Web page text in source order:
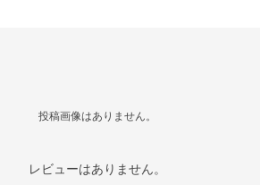
投稿画像はありません。
レビューはありません。